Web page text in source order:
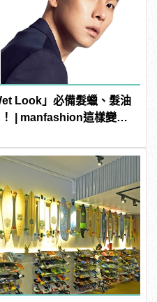
Look」必備髮蠟、髮油
| manfashion這樣變型